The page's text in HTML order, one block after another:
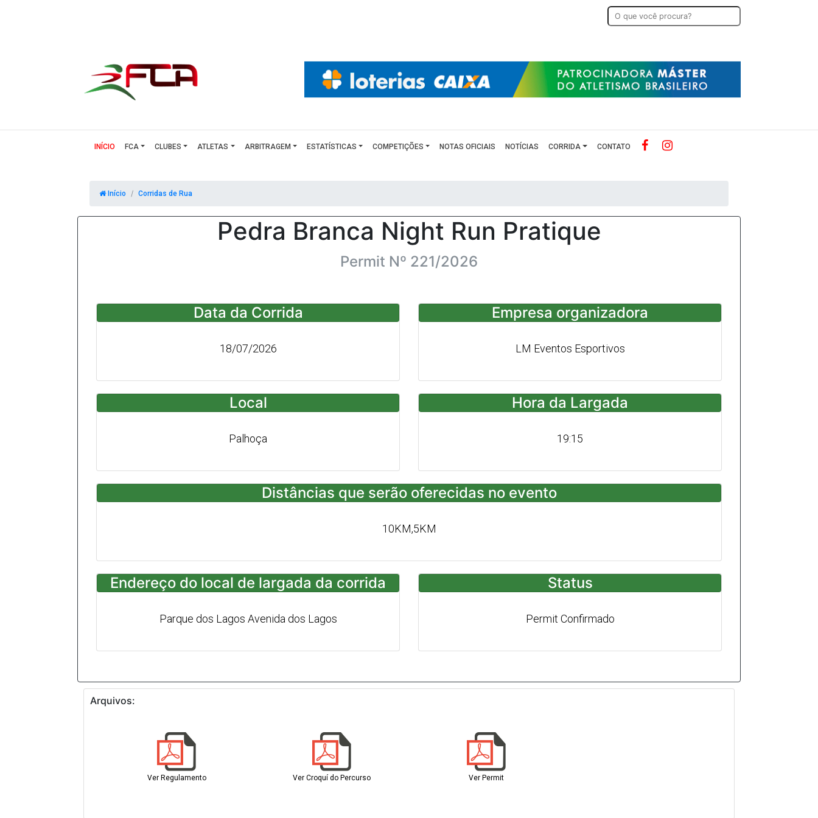
INÍCIO(CURRENT)
FCA CLUBES ATLETAS ARBITRAGEM ESTATÍSTICAS COMPETIÇÕES NOTAS OFICIAIS NOTÍCIAS CORRIDA CONTATO
Início Corridas de Rua
Pedra Branca Night Run Pratique
Permit Nº 221/2026
Data da Corrida
18/07/2026
Empresa organizadora
LM Eventos Esportivos
Local
Palhoça
Hora da Largada
19:15
Distâncias que serão oferecidas no evento
10KM,5KM
Endereço do local de largada da corrida
Parque dos Lagos Avenida dos Lagos
Status
Permit Confirmado
Arquivos:
Ver Regulamento Ver Croquí do Percurso Ver Permit